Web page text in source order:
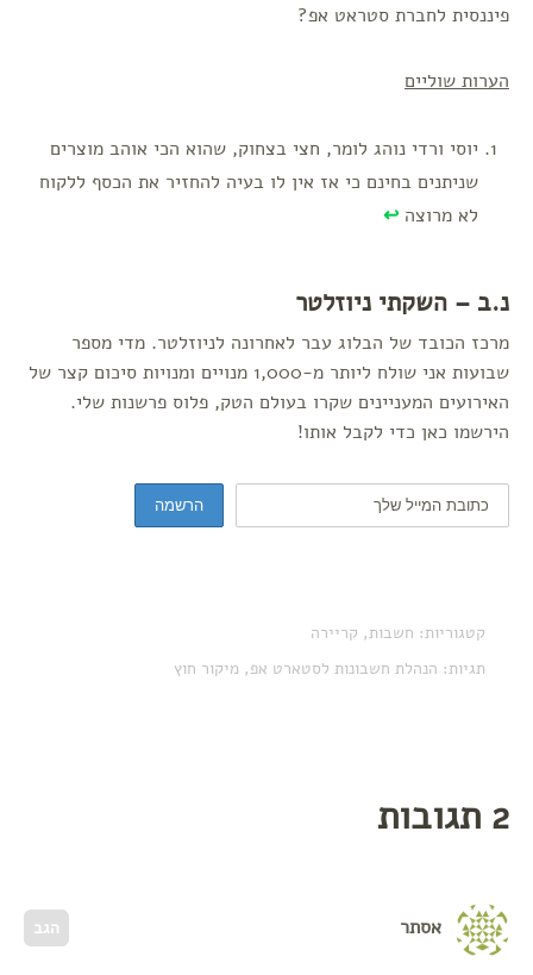
פיננסית לחברת סטראט אפ?
הערות שוליים
יוסי ורדי נוהג לומר, חצי בצחוק, שהוא הכי אוהב מוצרים
שניתנים בחינם כי אז אין לו בעיה להחזיר את הכסף ללקוח
לא מרוצה ↩
נ.ב – השקתי ניוזלטר
מרכז הכובד של הבלוג עבר לאחרונה לניוזלטר. מדי מספר
שבועות אני שולח ליותר מ-1,000 מנויים ומנויות סיכום קצר של
האירועים המעניינים שקרו בעולם הטק, פלוס פרשנות שלי.
הירשמו כאן כדי לקבל אותו!
קטגוריות: חשבות, קריירה
תגיות: הנהלת חשבונות לסטארט אפ, מיקור חוץ
2 תגובות
הגב אסתר